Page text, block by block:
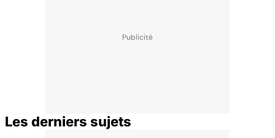
Les derniers sujets